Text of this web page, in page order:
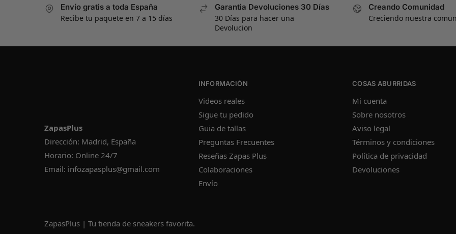
Envío gratis a toda España
Recibe tu paquete en 7 a 15 días
Garantia Devoluciones 30 Días
30 Días para hacer una
Devolucion
Creando Comunidad
Creciendo nuestra
ZapasPlus
Dirección: Madrid, España
Horario: Online 24/7
Email: infozapasplus@gmail.com
INFORMACIÓN
Videos reales
Sigue tu pedido
Guia de tallas
Preguntas Frecuentes
Reseñas Zapas Plus
Colaboraciones
Envío
COSAS ABURRIDAS
Mi cuenta
Sobre nosotros
Aviso legal
Términos y condiciones
Política de privacidad
Devoluciones
ZapasPlus | Tu tienda de sneakers favorita.